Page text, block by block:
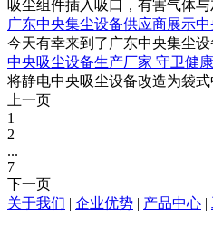
吸尘组件插入吸口，有害气体
广东中央集尘设备供应商展示中
今天有幸来到了广东中央集尘
中央吸尘设备生产厂家 守卫健康
将静电中央吸尘设备改造为袋
上一页
1
2
...
7
下一页
关于我们 | 企业优势 | 产品中心 |